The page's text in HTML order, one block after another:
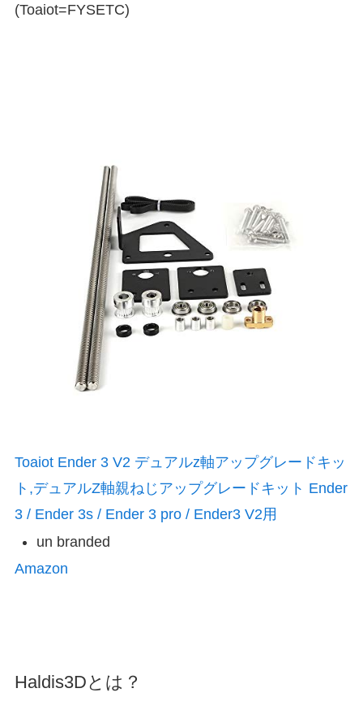
(Toaiot=FYSETC)
Toaiot Ender 3 V2 デュアルz軸アップグレードキッ
ト,デュアルZ軸親ねじアップグレードキット Ender
3 / Ender 3s / Ender 3 pro / Ender3 V2用
un branded
Amazon
Haldis3Dとは？